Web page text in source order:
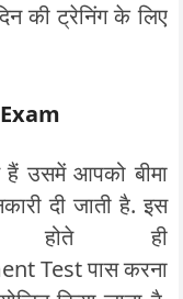
की ट्रेनिंग के लिए
उसमें आपको बीमा
दी जाती है. इस
होते ही
Test पास करना